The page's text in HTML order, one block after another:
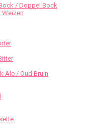
/ Doppel Bock
Weizen
Ale / Oud Bruin